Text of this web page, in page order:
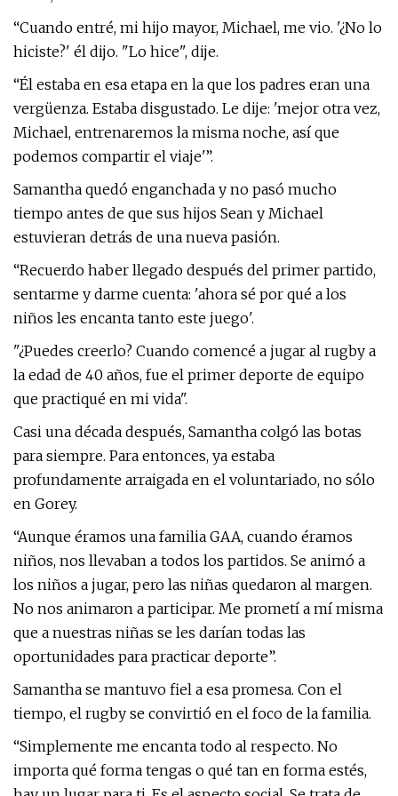
“Cuando entré, mi hijo mayor, Michael, me vio. '¿No lo
hiciste?' él dijo. "Lo hice", dije.
“Él estaba en esa etapa en la que los padres eran una
vergüenza. Estaba disgustado. Le dije: 'mejor otra vez,
Michael, entrenaremos la misma noche, así que
podemos compartir el viaje'”.
Samantha quedó enganchada y no pasó mucho
tiempo antes de que sus hijos Sean y Michael
estuvieran detrás de una nueva pasión.
“Recuerdo haber llegado después del primer partido,
sentarme y darme cuenta: 'ahora sé por qué a los
niños les encanta tanto este juego'.
"¿Puedes creerlo? Cuando comencé a jugar al rugby a
la edad de 40 años, fue el primer deporte de equipo
que practiqué en mi vida".
Casi una década después, Samantha colgó las botas
para siempre. Para entonces, ya estaba
profundamente arraigada en el voluntariado, no sólo
en Gorey.
“Aunque éramos una familia GAA, cuando éramos
niños, nos llevaban a todos los partidos. Se animó a
los niños a jugar, pero las niñas quedaron al margen.
No nos animaron a participar. Me prometí a mí misma
que a nuestras niñas se les darían todas las
oportunidades para practicar deporte”.
Samantha se mantuvo fiel a esa promesa. Con el
tiempo, el rugby se convirtió en el foco de la familia.
“Simplemente me encanta todo al respecto. No
importa qué forma tengas o qué tan en forma estés,